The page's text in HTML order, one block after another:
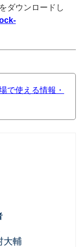
ダウンロードし
で使える情報・
大輔